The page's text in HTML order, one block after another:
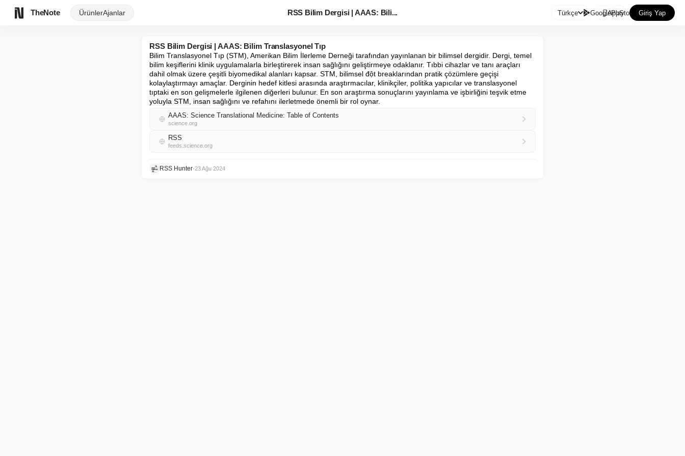
TheNote ÜrünlerAjanlar RSS Bilim Dergisi | AAAS: Bili... Türkçe GooglePlay
AppStore Giriş Yap
RSS Bilim Dergisi | AAAS: Bilim Translasyonel Tıp
Bilim Translasyonel Tıp (STM), Amerikan Bilim İlerleme Derneği tarafından yayınlanan bir bilimsel dergidir. Dergi, temel
bilim keşiflerini klinik uygulamalarla birleştirerek insan sağlığını geliştirmeye odaklanır. Tıbbi cihazlar ve tanı araçları
dahil olmak üzere çeşitli biyomedikal alanları kapsar. STM, bilimsel đột breaklarından pratik çözümlere geçişi
kolaylaştırmayı amaçlar. Derginin hedef kitlesi arasında araştırmacılar, klinikçiler, politika yapıcılar ve translasyonel
tıptaki en son gelişmelerle ilgilenen diğerleri bulunur. En son araştırma sonuçlarını yayınlama ve işbirliğini teşvik etme
yoluyla STM, insan sağlığını ve refahını ilerletmede önemli bir rol oynar.
AAAS: Science Translational Medicine: Table of Contents
science.org
RSS
feeds.science.org
RSS Hunter•23 Ağu 2024